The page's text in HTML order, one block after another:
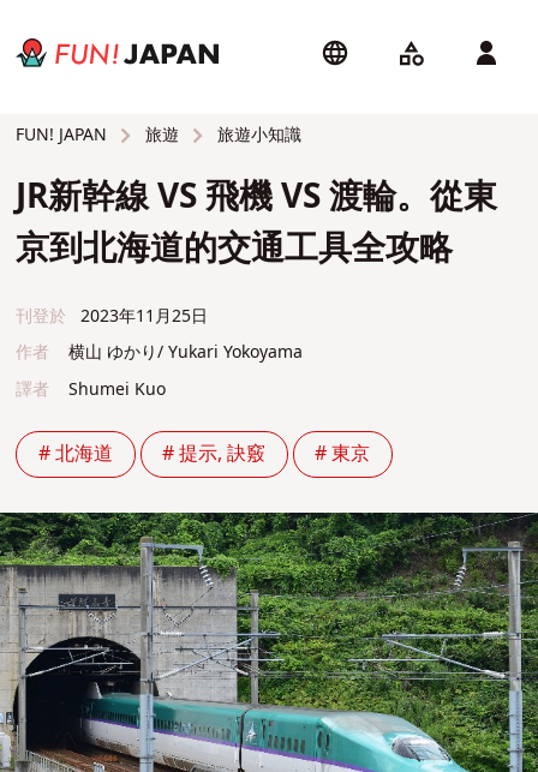
FUN! JAPAN 旅遊 旅遊小知識
JR新幹線 VS 飛機 VS 渡輪。從東
京到北海道的交通工具全攻略
刊登於
2023年11月25日
作者
横山 ゆかり/ Yukari Yokoyama
譯者
Shumei Kuo
# 北海道 # 提示, 訣竅 # 東京